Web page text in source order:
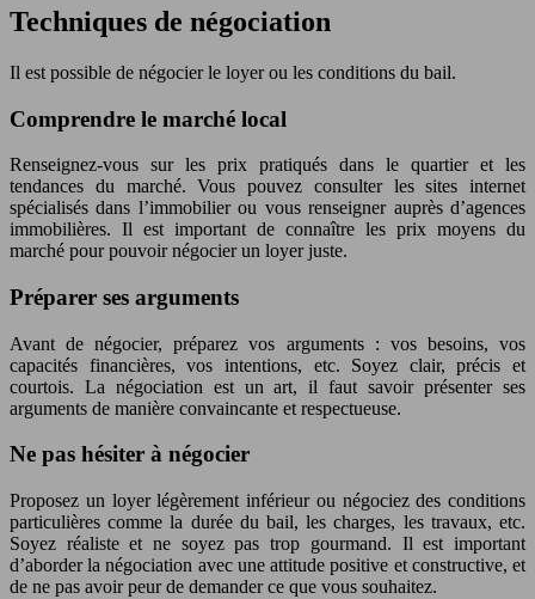
Techniques de négociation
Il est possible de négocier le loyer ou les conditions du bail.
Comprendre le marché local
Renseignez-vous sur les prix pratiqués dans le quartier et les
tendances du marché. Vous pouvez consulter les sites internet
spécialisés dans l’immobilier ou vous renseigner auprès d’agences
immobilières. Il est important de connaître les prix moyens du
marché pour pouvoir négocier un loyer juste.
Préparer ses arguments
Avant de négocier, préparez vos arguments : vos besoins, vos
capacités financières, vos intentions, etc. Soyez clair, précis et
courtois. La négociation est un art, il faut savoir présenter ses
arguments de manière convaincante et respectueuse.
Ne pas hésiter à négocier
Proposez un loyer légèrement inférieur ou négociez des conditions
particulières comme la durée du bail, les charges, les travaux, etc.
Soyez réaliste et ne soyez pas trop gourmand. Il est important
d’aborder la négociation avec une attitude positive et constructive, et
de ne pas avoir peur de demander ce que vous souhaitez.